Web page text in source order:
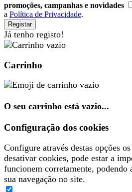
promoções, campanhas e novidades
a Política de Privacidade.
Registar
Já tenho registo!
Carrinho
O seu carrinho está vazio...
Configuração dos cookies
Configure através destas opções
desativar cookies, pode estar a
funcionem corretamente,
sua navegação no site.